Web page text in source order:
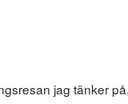
jag tänker